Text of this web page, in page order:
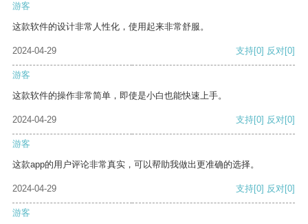
游客
这款软件的设计非常人性化，使用起来非常舒服。
2024-04-29 支持[0] 反对[0]
游客
这款软件的操作非常简单，即使是小白也能快速上手。
2024-04-29 支持[0] 反对[0]
游客
这款app的用户评论非常真实，可以帮助我做出更准确的选择。
2024-04-29 支持[0] 反对[0]
游客